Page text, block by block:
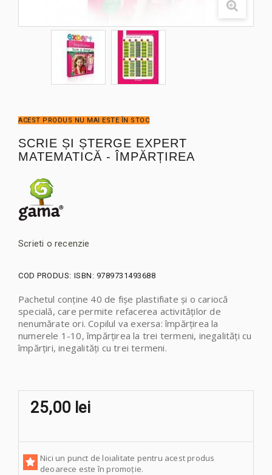
ACEST PRODUS NU MAI ESTE ÎN STOC
SCRIE ȘI ȘTERGE EXPERT
MATEMATICĂ - ÎMPĂRȚIREA
Scrieti o recenzie
COD PRODUS: ISBN: 9789731493688
Pachetul conține 40 de fișe plastifiate și o cariocă
specială, care permite refacerea activităților de
nenumărate ori. Copilul va exersa: împărțirea la
numerele 1-10, împărțirea la trei termeni, inegalități cu
împărțiri, inegalități cu trei termeni.
25,00 lei
Nici un punct de loialitate pentru acest produs
deoarece este în promoție.